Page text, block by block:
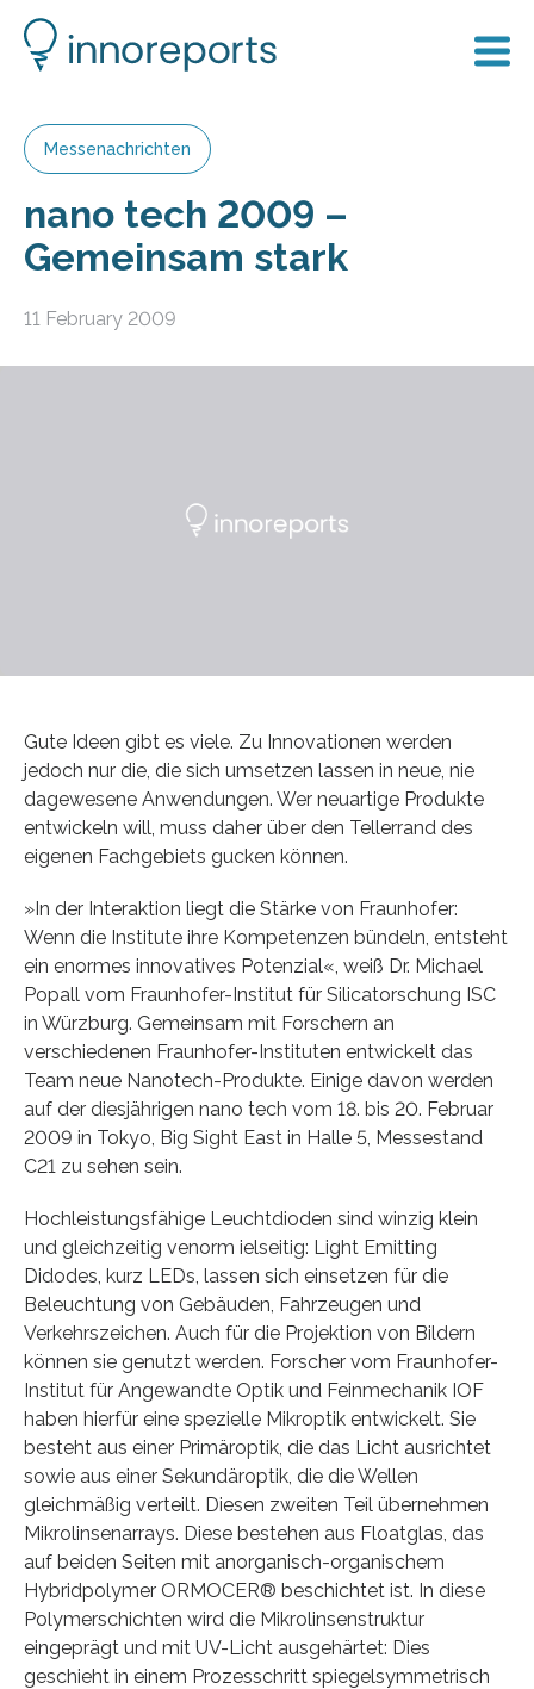
Messenachrichten
nano tech 2009 –
Gemeinsam stark
11 February 2009
Gute Ideen gibt es viele. Zu Innovationen werden
jedoch nur die, die sich umsetzen lassen in neue, nie
dagewesene Anwendungen. Wer neuartige Produkte
entwickeln will, muss daher über den Tellerrand des
eigenen Fachgebiets gucken können.
»In der Interaktion liegt die Stärke von Fraunhofer:
Wenn die Institute ihre Kompetenzen bündeln, entsteht
ein enormes innovatives Potenzial«, weiß Dr. Michael
Popall vom Fraunhofer-Institut für Silicatorschung ISC
in Würzburg. Gemeinsam mit Forschern an
verschiedenen Fraunhofer-Instituten entwickelt das
Team neue Nanotech-Produkte. Einige davon werden
auf der diesjährigen nano tech vom 18. bis 20. Februar
2009 in Tokyo, Big Sight East in Halle 5, Messestand
C21 zu sehen sein.
Hochleistungsfähige Leuchtdioden sind winzig klein
und gleichzeitig venorm ielseitig: Light Emitting
Didodes, kurz LEDs, lassen sich einsetzen für die
Beleuchtung von Gebäuden, Fahrzeugen und
Verkehrszeichen. Auch für die Projektion von Bildern
können sie genutzt werden. Forscher vom Fraunhofer-
Institut für Angewandte Optik und Feinmechanik IOF
haben hierfür eine spezielle Mikroptik entwickelt. Sie
besteht aus einer Primäroptik, die das Licht ausrichtet
sowie aus einer Sekundäroptik, die die Wellen
gleichmäßig verteilt. Diesen zweiten Teil übernehmen
Mikrolinsenarrays. Diese bestehen aus Floatglas, das
auf beiden Seiten mit anorganisch-organischem
Hybridpolymer ORMOCER® beschichtet ist. In diese
Polymerschichten wird die Mikrolinsenstruktur
eingeprägt und mit UV-Licht ausgehärtet: Dies
geschieht in einem Prozesschritt spiegelsymmetrisch